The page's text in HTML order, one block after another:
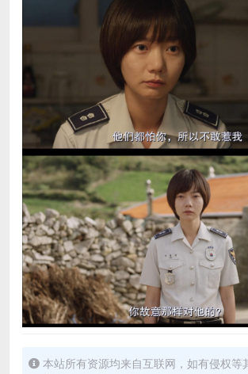
本站所有资源均来自互联网，如有侵权等